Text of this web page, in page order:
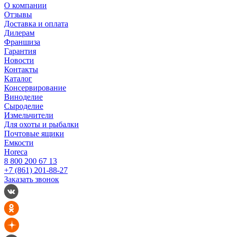
О компании
Отзывы
Доставка и оплата
Дилерам
Франшиза
Гарантия
Новости
Контакты
Каталог
Консервирование
Виноделие
Сыроделие
Измельчители
Для охоты и рыбалки
Почтовые ящики
Емкости
Horeca
8 800 200 67 13
+7 (861) 201-88-27
Заказать звонок